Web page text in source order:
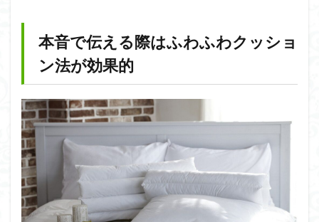
本音で伝える際はふわふわクッショ
ン法が効果的